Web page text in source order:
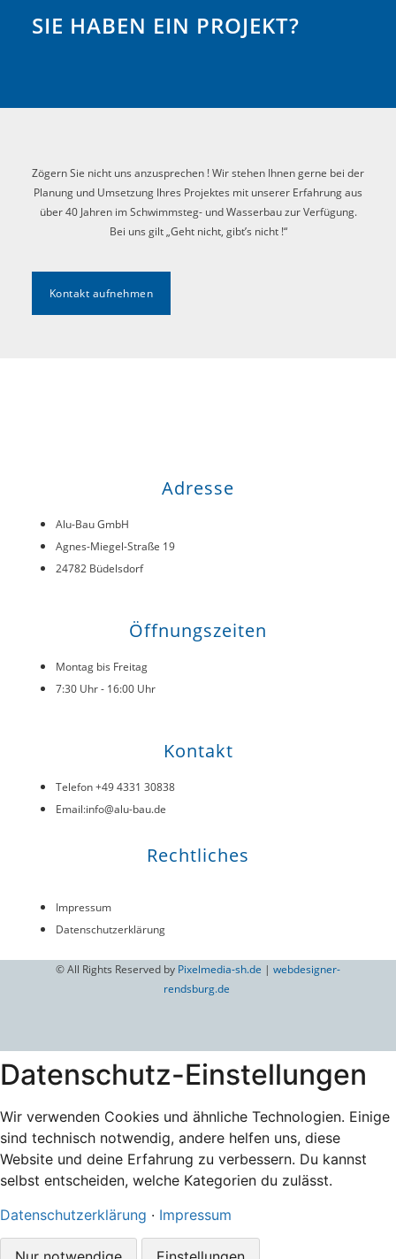
SIE HABEN EIN PROJEKT?
Zögern Sie nicht uns anzusprechen ! Wir stehen Ihnen gerne bei der
Planung und Umsetzung Ihres Projektes mit unserer Erfahrung aus
über 40 Jahren im Schwimmsteg- und Wasserbau zur Verfügung.
Bei uns gilt „Geht nicht, gibt’s nicht !“
Kontakt aufnehmen
Adresse
Alu-Bau GmbH
Agnes-Miegel-Straße 19
24782 Büdelsdorf
Öffnungszeiten
Montag bis Freitag
7:30 Uhr - 16:00 Uhr
Kontakt
Telefon +49 4331 30838
Email:info@alu-bau.de
Rechtliches
Impressum
Datenschutzerklärung
© All Rights Reserved by Pixelmedia-sh.de | webdesigner-
rendsburg.de
Datenschutz-Einstellungen
Wir verwenden Cookies und ähnliche Technologien. Einige
sind technisch notwendig, andere helfen uns, diese
Website und deine Erfahrung zu verbessern. Du kannst
selbst entscheiden, welche Kategorien du zulässt.
Datenschutzerklärung · Impressum